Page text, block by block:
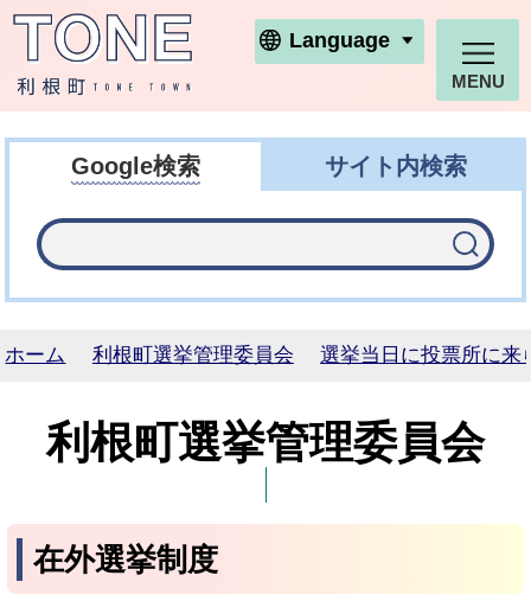
利根町ホームページ
Language
MENU
Google検索 サイト内検索
ホーム 利根町選挙管理委員会 選挙当日に投票所に来
利根町選挙管理委員会
在外選挙制度